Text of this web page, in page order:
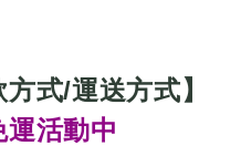
方式/運送方式】
運活動中